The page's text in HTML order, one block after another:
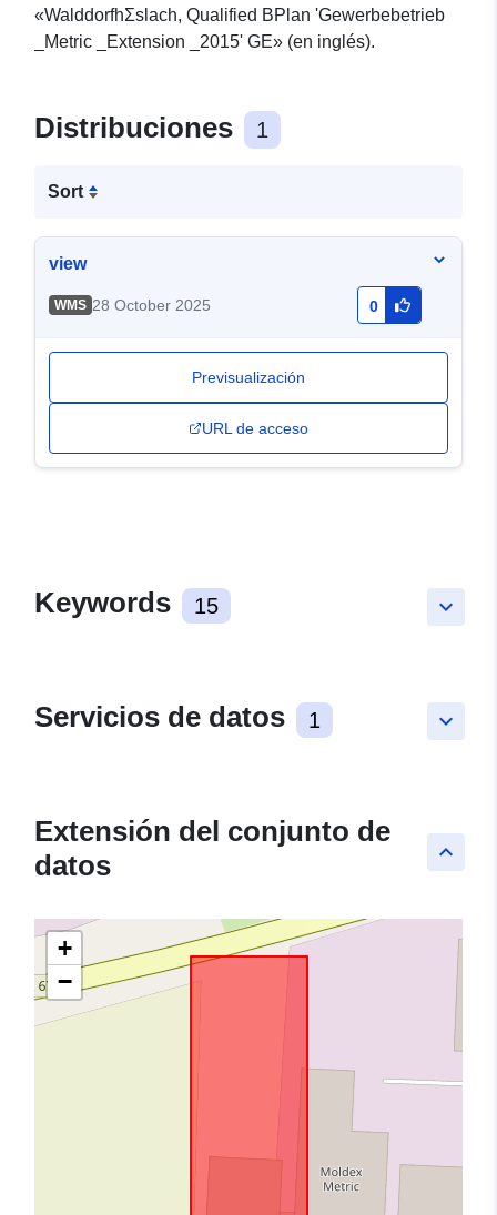
«WalddorfhΣslach, Qualified BPlan 'Gewerbebetrieb
_Metric _Extension _2015' GE» (en inglés).
Distribuciones 1
Sort
view
WMS 28 October 2025 0
Previsualización
URL de acceso
keyboard_arrow_down
Keywords 15
keyboard_arrow_down
Servicios de datos 1
keyboard_arrow_up
Extensión del conjunto de
datos
+
−